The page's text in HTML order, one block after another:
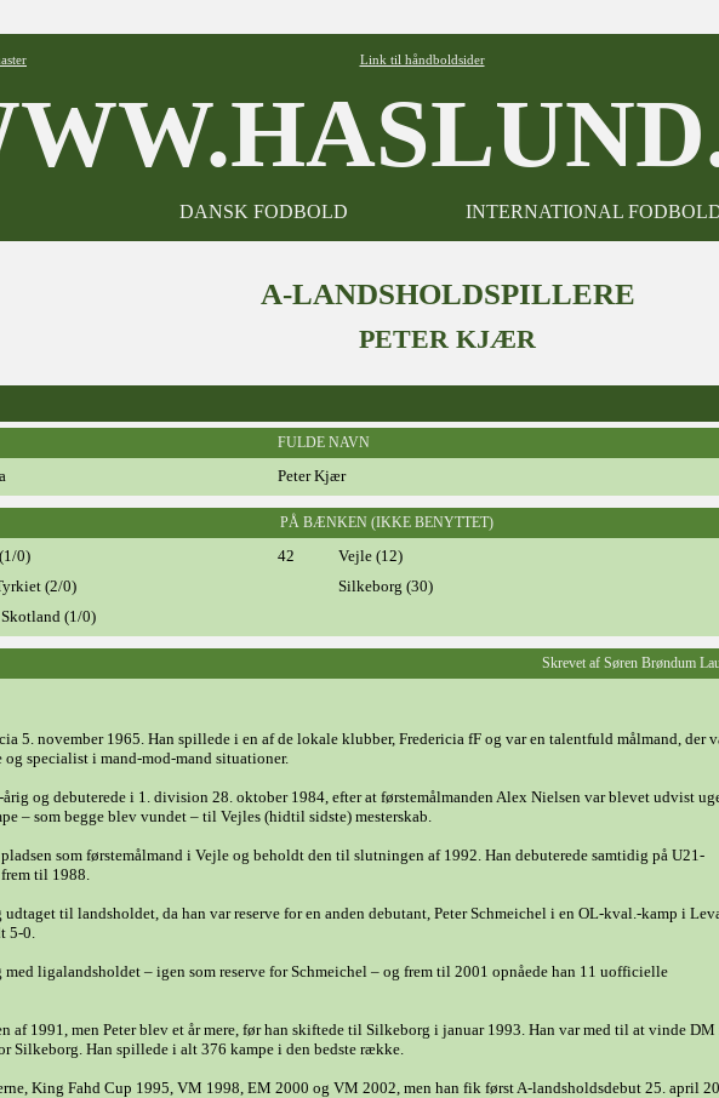
Link til håndboldsider
DANSK FODBOLD INTERNATIONAL
A-LANDSHOLDSPILLERE
PETER KJÆR
FULDE NAVN
Peter Kjær
PÅ BÆNKEN (IKKE BENYTTET)
0) 42
Vejle (12)
(2/0)
Silkeborg (30)
(1/0)
Skrevet af Søren Brøndum
5. november 1965. Han spillede i en af de lokale klubber, Fredericia fF og var en talentfuld målmand, der
og specialist i mand-mod-mand situationer.
og debuterede i 1. division 28. oktober 1984, efter at førstemålmanden Alex Nielsen var blevet udvist
– som begge blev vundet – til Vejles (hidtil sidste) mesterskab.
som førstemålmand i Vejle og beholdt den til slutningen af 1992. Han debuterede samtidig på U21-
til 1988.
til landsholdet, da han var reserve for en anden debutant, Peter Schmeichel i en OL-kval.-kamp i
5-0.
med ligalandsholdet – igen som reserve for Schmeichel – og frem til 2001 opnåede han 11 uofficielle
af 1991, men Peter blev et år mere, før han skiftede til Silkeborg i januar 1993. Han var med til at vinde
Silkeborg. Han spillede i alt 376 kampe i den bedste række.
King Fahd Cup 1995, VM 1998, EM 2000 og VM 2002, men han fik først A-landsholdsdebut 25. april